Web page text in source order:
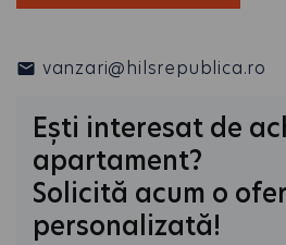
vanzari@hilsrepublica.ro
Ești interesat de
apartament?
Solicită acum o
personalizată!